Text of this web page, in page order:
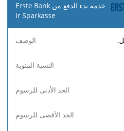
خدمة بدء الدفع من Erste Bank
ir Sparkasse